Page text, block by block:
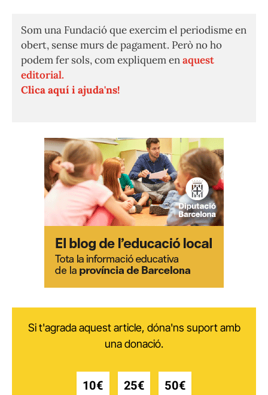
Som una Fundació que exercim el periodisme en
obert, sense murs de pagament. Però no ho
podem fer sols, com expliquem enaquest
editorial.
Clica aquí i ajuda'ns!
Si t'agrada aquest article, dóna'ns suport amb
una donació.
10€ 25€ 50€